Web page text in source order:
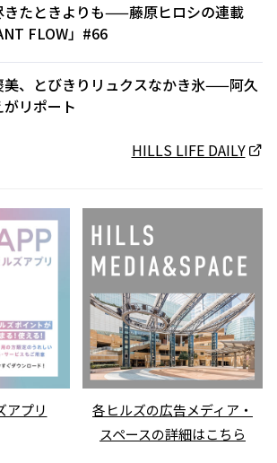
きたときよりも——藤原ヒロシの連載
FLOW」#66
美、とびきりリュクスなかき氷——阿久
リポート
HILLS LIFE DAILY
アプリ
各ヒルズの広告メディア・
スペースの詳細はこちら